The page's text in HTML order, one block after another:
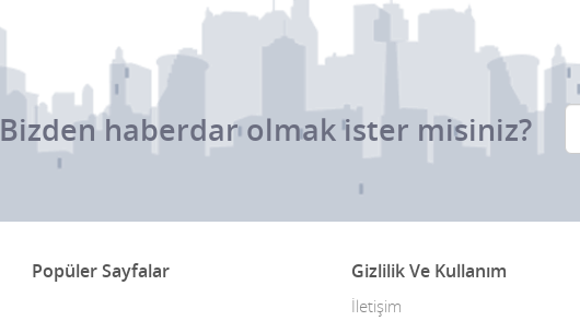
Bizden haberdar olmak ister misiniz?
Popüler Sayfalar Gizlilik Ve Kullanım
İletişim